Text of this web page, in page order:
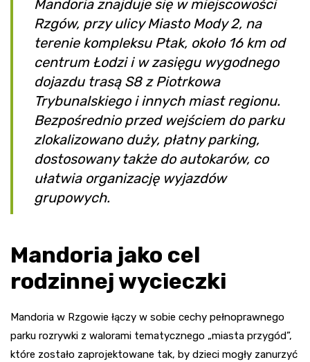
Mandoria znajduje się w miejscowości
Rzgów, przy ulicy Miasto Mody 2, na
terenie kompleksu Ptak, około 16 km od
centrum Łodzi i w zasięgu wygodnego
dojazdu trasą S8 z Piotrkowa
Trybunalskiego i innych miast regionu.
Bezpośrednio przed wejściem do parku
zlokalizowano duży, płatny parking,
dostosowany także do autokarów, co
ułatwia organizację wyjazdów
grupowych.
Mandoria jako cel
rodzinnej wycieczki
Mandoria w Rzgowie łączy w sobie cechy pełnoprawnego
parku rozrywki z walorami tematycznego „miasta przygód”,
które zostało zaprojektowane tak, by dzieci mogły zanurzyć